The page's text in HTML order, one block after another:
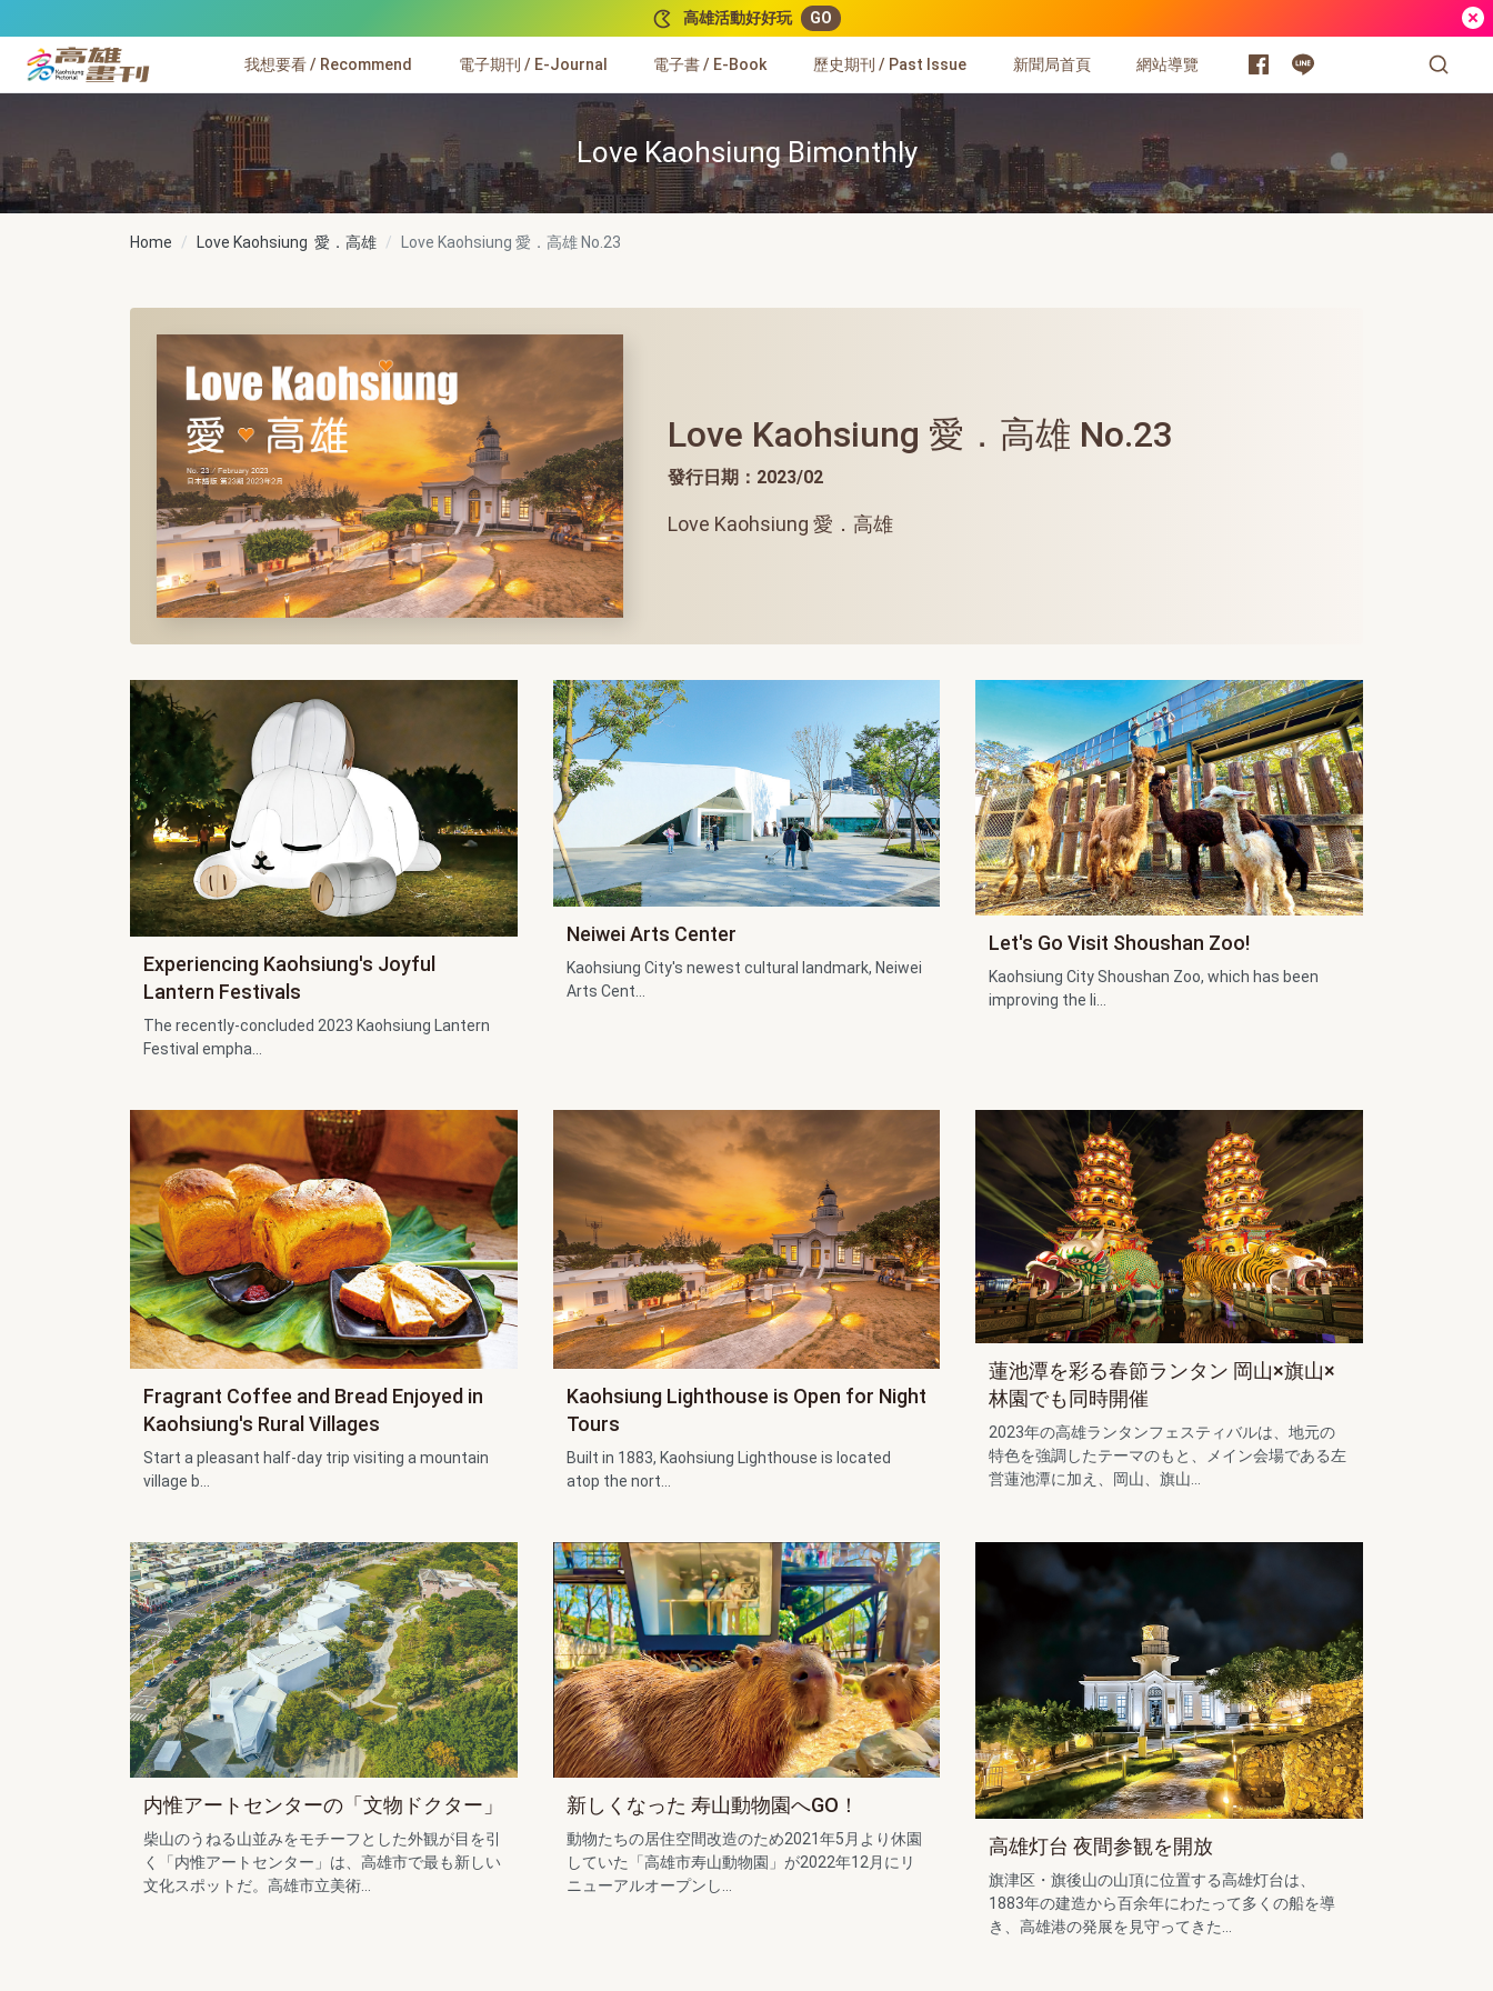
高雄活動好好玩 GO
高雄畫刊
我想要看 / Recommend 電子期刊 / E-Journal 電子書 / E-Book 歷史期刊 / Past Issue 新聞局首頁 網站導覽
Love Kaohsiung Bimonthly
Home Love Kaohsiung 愛．高雄 Love Kaohsiung 愛．高雄No.23
Love Kaohsiung 愛．高雄 No.23
發行日期：2023/02
Love Kaohsiung 愛．高雄
Experiencing Kaohsiung's Joyful
Lantern Festivals
The recently-concluded 2023 Kaohsiung Lantern
Festival empha...
Neiwei Arts Center
Kaohsiung City's newest cultural landmark, Neiwei
Arts Cent...
Let's Go Visit Shoushan Zoo!
Kaohsiung City Shoushan Zoo, which has been
improving the li...
Fragrant Coffee and Bread Enjoyed in
Kaohsiung's Rural Villages
Start a pleasant half-day trip visiting a mountain
village b...
Kaohsiung Lighthouse is Open for Night
Tours
Built in 1883, Kaohsiung Lighthouse is located
atop the nort...
蓮池潭を彩る春節ランタン 岡山×旗山×
林園でも同時開催
2023年の高雄ランタンフェスティバルは、地元の
特色を強調したテーマのもと、メイン会場である左
営蓮池潭に加え、岡山、旗山...
内惟アートセンターの「文物ドクター」
柴山のうねる山並みをモチーフとした外観が目を引
く「内惟アートセンター」は、高雄市で最も新しい
文化スポットだ。高雄市立美術...
新しくなった 寿山動物園へGO！
動物たちの居住空間改造のため2021年5月より休園
していた「高雄市寿山動物園」が2022年12月にリ
ニューアルオープンし...
高雄灯台 夜間参観を開放
旗津区・旗後山の山頂に位置する高雄灯台は、
1883年の建造から百余年にわたって多くの船を導
き、高雄港の発展を見守ってきた...